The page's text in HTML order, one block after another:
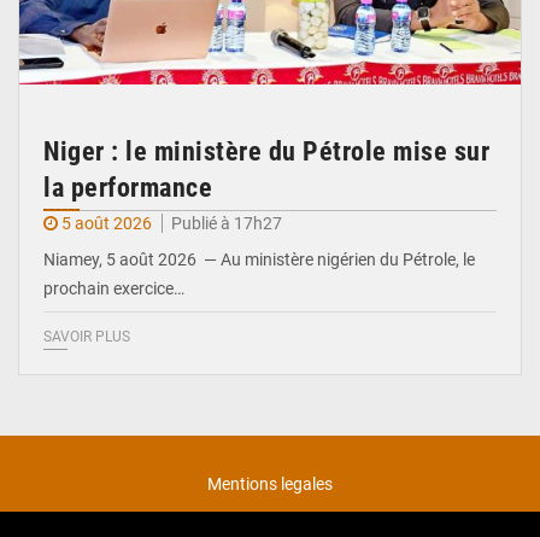
Niger : le ministère du Pétrole mise sur
la performance
5 août 2026
Publié à 17h27
Niamey, 5 août 2026 — Au ministère nigérien du Pétrole, le
prochain exercice…
SAVOIR PLUS
Mentions legales